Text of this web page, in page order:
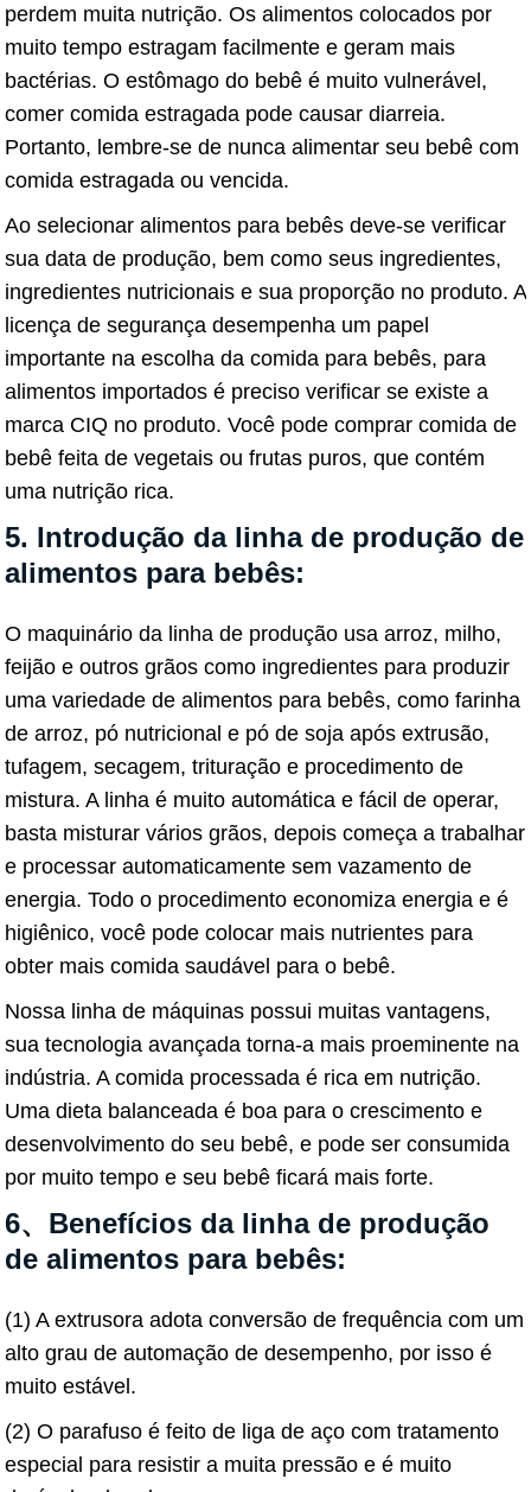
perdem muita nutrição. Os alimentos colocados por
muito tempo estragam facilmente e geram mais
bactérias. O estômago do bebê é muito vulnerável,
comer comida estragada pode causar diarreia.
Portanto, lembre-se de nunca alimentar seu bebê com
comida estragada ou vencida.
Ao selecionar alimentos para bebês deve-se verificar
sua data de produção, bem como seus ingredientes,
ingredientes nutricionais e sua proporção no produto. A
licença de segurança desempenha um papel
importante na escolha da comida para bebês, para
alimentos importados é preciso verificar se existe a
marca CIQ no produto. Você pode comprar comida de
bebê feita de vegetais ou frutas puros, que contém
uma nutrição rica.
5. Introdução da linha de produção de
alimentos para bebês:
O maquinário da linha de produção usa arroz, milho,
feijão e outros grãos como ingredientes para produzir
uma variedade de alimentos para bebês, como farinha
de arroz, pó nutricional e pó de soja após extrusão,
tufagem, secagem, trituração e procedimento de
mistura. A linha é muito automática e fácil de operar,
basta misturar vários grãos, depois começa a trabalhar
e processar automaticamente sem vazamento de
energia. Todo o procedimento economiza energia e é
higiênico, você pode colocar mais nutrientes para
obter mais comida saudável para o bebê.
Nossa linha de máquinas possui muitas vantagens,
sua tecnologia avançada torna-a mais proeminente na
indústria. A comida processada é rica em nutrição.
Uma dieta balanceada é boa para o crescimento e
desenvolvimento do seu bebê, e pode ser consumida
por muito tempo e seu bebê ficará mais forte.
6、Benefícios da linha de produção
de alimentos para bebês:
(1) A extrusora adota conversão de frequência com um
alto grau de automação de desempenho, por isso é
muito estável.
(2) O parafuso é feito de liga de aço com tratamento
especial para resistir a muita pressão e é muito